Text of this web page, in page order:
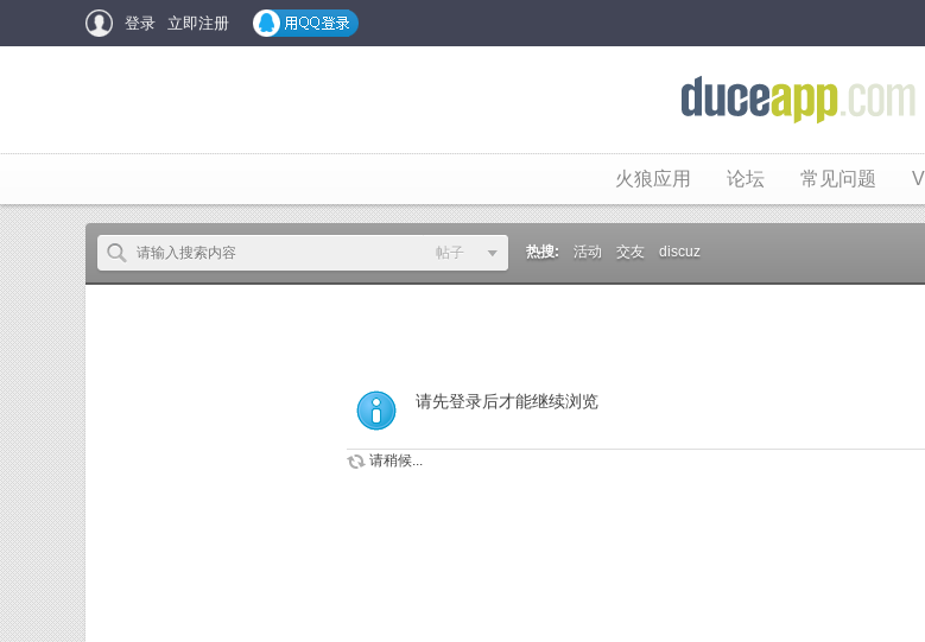
登录 立即注册
火狼应用 论坛 常见问题
帖子
帖子
热搜: 活动 交友 discuz
请先登录后才能继续浏览
请稍候...